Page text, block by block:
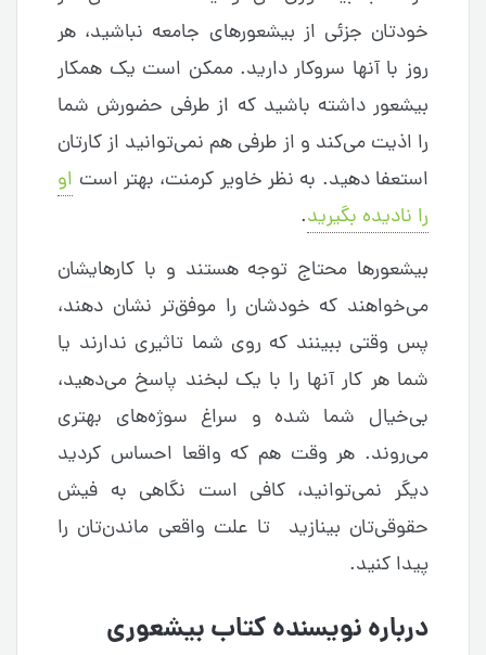
خودتان جزئی از بیشعورهای جامعه نباشید، هر
روز با آنها سروکار دارید. ممکن است یک همکار
بیشعور داشته باشید که از طرفی حضورش شما
را اذیت می‌کند و از طرفی هم نمی‌توانید از کارتان
استعفا دهید. به نظر خاویر کرمنت، بهتر است او
را نادیده بگیرید.
بیشعورها محتاج توجه هستند و با کارهایشان
می‌خواهند که خودشان را موفق‌تر نشان دهند،
پس وقتی ببینند که روی شما تاثیری ندارند یا
شما هر کار آنها را با یک لبخند پاسخ می‌دهید،
بی‌خیال شما شده و سراغ سوژه‌های بهتری
می‌روند. هر وقت هم که واقعا احساس کردید
دیگر نمی‌توانید، کافی است نگاهی به فیش
حقوقی‌تان بینازید تا علت واقعی ماندن‌تان را
پیدا کنید.
درباره نویسنده کتاب بیشعوری